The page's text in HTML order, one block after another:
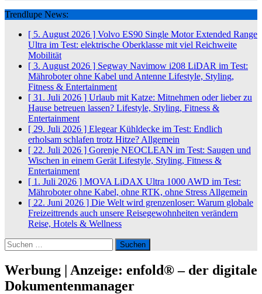
Trendlupe News:
[ 5. August 2026 ] Volvo ES90 Single Motor Extended Range
Ultra im Test: elektrische Oberklasse mit viel Reichweite
Mobilität
[ 3. August 2026 ] Segway Navimow i208 LiDAR im Test:
Mähroboter ohne Kabel und Antenne Lifestyle, Styling,
Fitness & Entertainment
[ 31. Juli 2026 ] Urlaub mit Katze: Mitnehmen oder lieber zu
Hause betreuen lassen? Lifestyle, Styling, Fitness &
Entertainment
[ 29. Juli 2026 ] Elegear Kühldecke im Test: Endlich
erholsam schlafen trotz Hitze? Allgemein
[ 22. Juli 2026 ] Gorenje NEOCLEAN im Test: Saugen und
Wischen in einem Gerät Lifestyle, Styling, Fitness &
Entertainment
[ 1. Juli 2026 ] MOVA LiDAX Ultra 1000 AWD im Test:
Mähroboter ohne Kabel, ohne RTK, ohne Stress Allgemein
[ 22. Juni 2026 ] Die Welt wird grenzenloser: Warum globale
Freizeittrends auch unsere Reisegewohnheiten verändern
Reise, Hotels & Wellness
Suchen
nach:
Werbung | Anzeige: enfold® – der digitale
Dokumentenmanager